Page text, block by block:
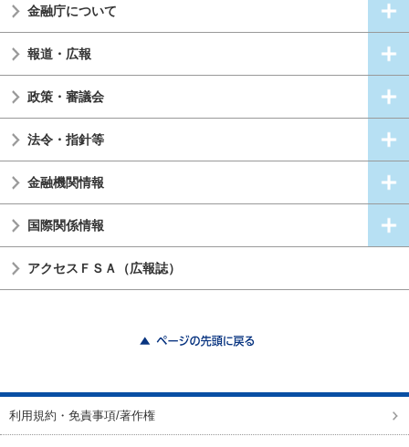
金融庁について
報道・広報
政策・審議会
法令・指針等
金融機関情報
国際関係情報
アクセスＦＳＡ（広報誌）
利用規約・免責事項/著作権